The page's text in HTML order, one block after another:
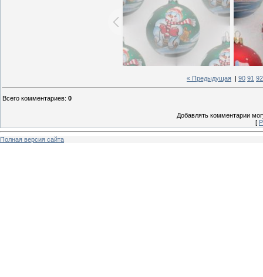
« Предыдущая 90 91 92
Всего комментариев: 0
Добавлять комментарии
[
Полная версия сайта